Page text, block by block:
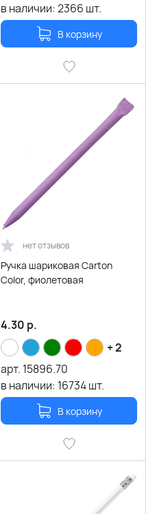
в наличии:2366 шт.
В корзину
нет отзывов
Ручка шариковая Carton
Color, фиолетовая
4.30 р.
+ 2
арт. 15896.70
в наличии: 16734шт.
В корзину